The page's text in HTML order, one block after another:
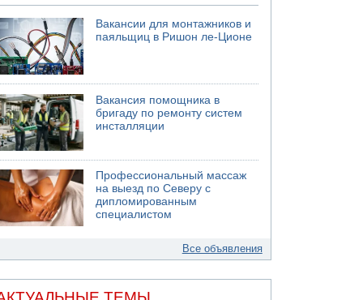
Вакансии для монтажников и
паяльщиц в Ришон ле-Ционе
Вакансия помощника в
бригаду по ремонту систем
инсталляции
Профессиональный массаж
на выезд по Северу с
дипломированным
специалистом
Все объявления